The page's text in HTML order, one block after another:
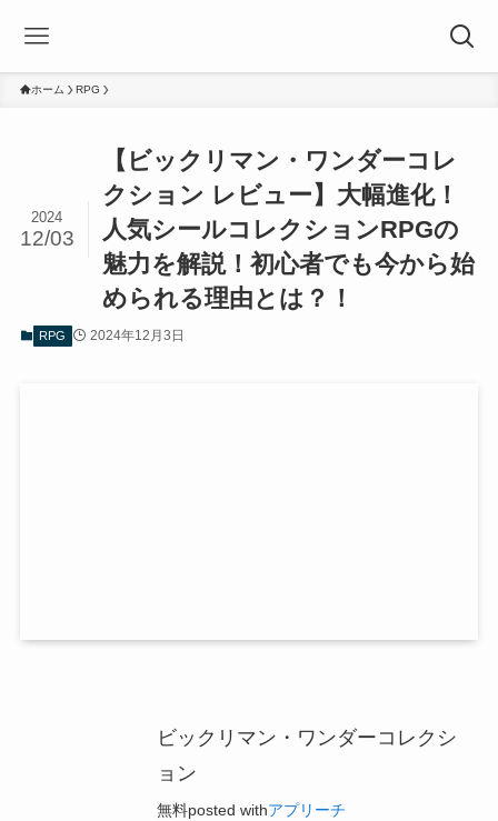
ホーム RPG
【ビックリマン・ワンダーコレ
クション レビュー】大幅進化！
人気シールコレクションRPGの
魅力を解説！初心者でも今から始
められる理由とは？！
2024
12/03
RPG 2024年12月3日
ビックリマン・ワンダーコレクシ
ョン
無料posted withアプリーチ